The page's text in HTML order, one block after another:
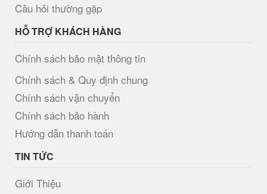
Câu hỏi thường gặp
HỖ TRỢ KHÁCH HÀNG
Chính sách bảo mật thông tin
Chính sách & Quy định chung
Chính sách vận chuyển
Chính sách bảo hành
Hướng dẫn thanh toán
TIN TỨC
Giới Thiệu